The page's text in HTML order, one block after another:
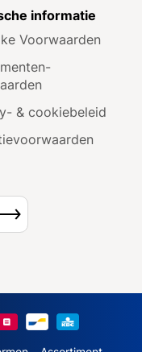
informatie
Voorwaarden
& cookiebeleid
Inschrijven